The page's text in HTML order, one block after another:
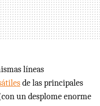
líneas
de las principales
un desplome enorme